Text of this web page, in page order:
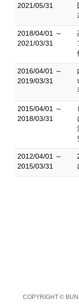
2021/05/31
2018/04/01 ～
2021/03/31
2016/04/01 ～
2019/03/31
2015/04/01 ～
2018/03/31
2012/04/01 ～
2015/03/31
COPYRIGHT ©